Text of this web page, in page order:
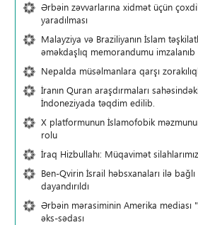
Ərbəin zəvvarlarına xidmət üçün
yaradılması
Malayziya və Braziliyanın İslam
əməkdaşlıq memorandumu imzalanıb
Nepalda müsəlmanlara qarşı
İranın Quran araşdırmaları
İndoneziyada təqdim edilib.
X platformunun İslamofobik
rolu
İraq Hizbullahı: Müqavimət
Ben-Qvirin İsrail həbsxanaları ilə
dayandırıldı
Ərbəin mərasiminin Amerika mediası
əks-sədası